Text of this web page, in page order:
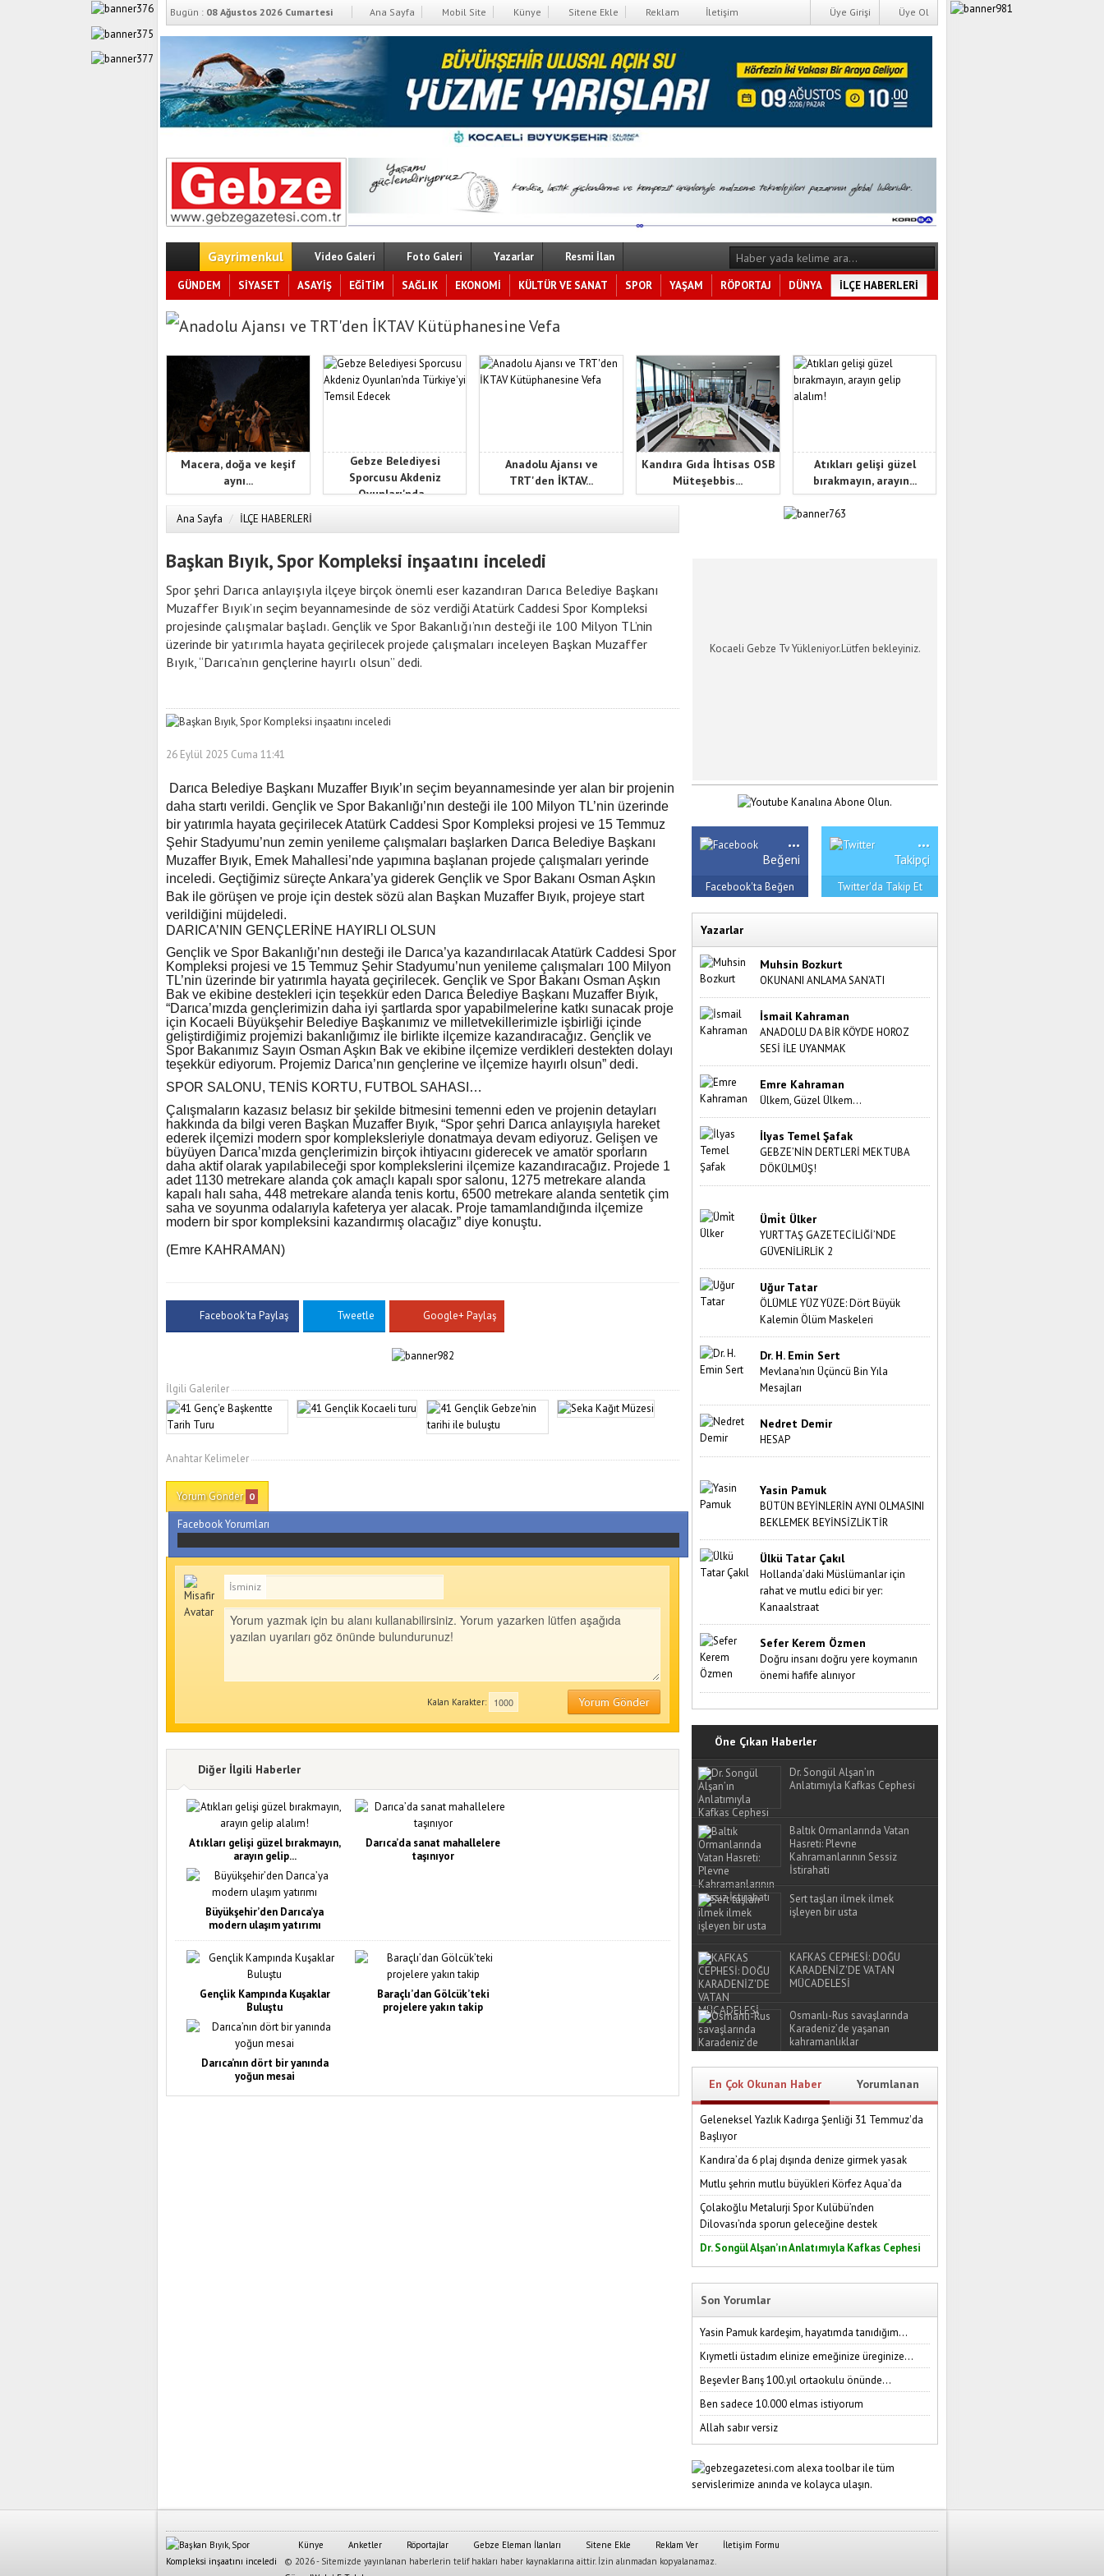
Bugün : 08 Ağustos 2026 Cumartesi Ana Sayfa Mobil Site Künye Sitene Ekle Reklam İletişim Üye Ol
Üye Girişi
Gayrimenkul Video Galeri Foto Galeri Yazarlar Resmi İlan
GÜNDEM SİYASET ASAYİŞ EĞİTİM SAĞLIK EKONOMİ KÜLTÜR VE SANAT SPOR YAŞAM RÖPORTAJ DÜNYA
İLÇE HABERLERİ
Anadolu Ajansı ve TRT'den İKTAV Kütüphanesine Vefa
Macera, doğa ve keşif
aynı...
Gebze Belediyesi
Sporcusu Akdeniz
Oyunları'nda...
Anadolu Ajansı ve
TRT'den İKTAV...
Kandıra Gıda İhtisas OSB
Müteşebbis...
Atıkları gelişi güzel
bırakmayın, arayın...
Ana Sayfa / İLÇE HABERLERİ
Başkan Bıyık, Spor Kompleksi inşaatını inceledi
Spor şehri Darıca anlayışıyla ilçeye birçok önemli eser kazandıran Darıca Belediye Başkanı
Muzaffer Bıyık’ın seçim beyannamesinde de söz verdiği Atatürk Caddesi Spor Kompleksi
projesinde çalışmalar başladı. Gençlik ve Spor Bakanlığı’nın desteği ile 100 Milyon TL’nin
üzerinde bir yatırımla hayata geçirilecek projede çalışmaları inceleyen Başkan Muzaffer
Bıyık, “Darıca’nın gençlerine hayırlı olsun” dedi.
26 Eylül 2025 Cuma 11:41
Darıca Belediye Başkanı Muzaffer Bıyık’ın seçim beyannamesinde yer alan bir projenin
daha startı verildi. Gençlik ve Spor Bakanlığı’nın desteği ile 100 Milyon TL’nin üzerinde
bir yatırımla hayata geçirilecek Atatürk Caddesi Spor Kompleksi projesi ve 15 Temmuz
Şehir Stadyumu’nun zemin yenileme çalışmaları başlarken Darıca Belediye Başkanı
Muzaffer Bıyık, Emek Mahallesi’nde yapımına başlanan projede çalışmaları yerinde
inceledi. Geçtiğimiz süreçte Ankara’ya giderek Gençlik ve Spor Bakanı Osman Aşkın
Bak ile görüşen ve proje için destek sözü alan Başkan Muzaffer Bıyık, projeye start
verildiğini müjdeledi.
DARICA’NIN GENÇLERİNE HAYIRLI OLSUN
Gençlik ve Spor Bakanlığı’nın desteği ile Darıca’ya kazandırılacak Atatürk Caddesi Spor
Kompleksi projesi ve 15 Temmuz Şehir Stadyumu’nun yenileme çalışmaları 100 Milyon
TL’nin üzerinde bir yatırımla hayata geçirilecek. Gençlik ve Spor Bakanı Osman Aşkın
Bak ve ekibine destekleri için teşekkür eden Darıca Belediye Başkanı Muzaffer Bıyık,
“Darıca’mızda gençlerimizin daha iyi şartlarda spor yapabilmelerine katkı sunacak proje
için Kocaeli Büyükşehir Belediye Başkanımız ve milletvekillerimizle işbirliği içinde
geliştirdiğimiz projemizi bakanlığımız ile birlikte ilçemize kazandıracağız. Gençlik ve
Spor Bakanımız Sayın Osman Aşkın Bak ve ekibine ilçemize verdikleri destekten dolayı
teşekkür ediyorum. Projemiz Darıca’nın gençlerine ve ilçemize hayırlı olsun” dedi.
SPOR SALONU, TENİS KORTU, FUTBOL SAHASI…
Çalışmaların kazasız belasız bir şekilde bitmesini temenni eden ve projenin detayları
hakkında da bilgi veren Başkan Muzaffer Bıyık, “Spor şehri Darıca anlayışıyla hareket
ederek ilçemizi modern spor kompleksleriyle donatmaya devam ediyoruz. Gelişen ve
büyüyen Darıca’mızda gençlerimizin birçok ihtiyacını giderecek ve amatör sporların
daha aktif olarak yapılabileceği spor komplekslerini ilçemize kazandıracağız. Projede 1
adet 1130 metrekare alanda çok amaçlı kapalı spor salonu, 1275 metrekare alanda
kapalı halı saha, 448 metrekare alanda tenis kortu, 6500 metrekare alanda sentetik çim
saha ve soyunma odalarıyla kafeterya yer alacak. Proje tamamlandığında ilçemize
modern bir spor kompleksini kazandırmış olacağız” diye konuştu.
(Emre KAHRAMAN)
Facebook'ta Paylaş Tweetle Google+ Paylaş
İlgili Galeriler
Anahtar Kelimeler
Yorum Gönder 0
Facebook Yorumları
İsminiz
Yorum Gönder
Kalan Karakter:
Diğer İlgili Haberler
Atıkları gelişi güzel bırakmayın,
arayın gelip...
Darıca’da sanat mahallelere
taşınıyor
Büyükşehir’den Darıca’ya
modern ulaşım yatırımı
Gençlik Kampında Kuşaklar
Buluştu
Baraçlı’dan Gölcük’teki
projelere yakın takip
Darıca’nın dört bir yanında
yoğun mesai
Kocaeli Gebze Tv Yükleniyor.Lütfen bekleyiniz.
...
Beğeni
Facebook'ta Beğen
...
Takipçi
Twitter'da Takip Et
Yazarlar
Muhsin Bozkurt
OKUNANI ANLAMA SAN’ATI
İsmail Kahraman
ANADOLU DA BİR KÖYDE HOROZ
SESİ İLE UYANMAK
Emre Kahraman
Ülkem, Güzel Ülkem…
İlyas Temel Şafak
GEBZE’NİN DERTLERİ MEKTUBA
DÖKÜLMÜŞ!
Ümi̇t Ülker
YURTTAŞ GAZETECİLİĞİ’NDE
GÜVENİLİRLİK 2
Uğur Tatar
ÖLÜMLE YÜZ YÜZE: Dört Büyük
Kalemin Ölüm Maskeleri
Dr. H. Emin Sert
Mevlana'nın Üçüncü Bin Yıla
Mesajları
Nedret Demir
HESAP
Yasin Pamuk
BÜTÜN BEYİNLERİN AYNI OLMASINI
BEKLEMEK BEYİNSİZLİKTİR
Ülkü Tatar Çakıl
Hollanda’daki Müslümanlar için
rahat ve mutlu edici bir yer:
Kanaalstraat
Sefer Kerem Özmen
Doğru insanı doğru yere koymanın
önemi hafife alınıyor
Öne Çıkan Haberler
Dr. Songül Alşan’ın
Anlatımıyla Kafkas Cephesi
Baltık Ormanlarında Vatan
Hasreti: Plevne
Kahramanlarının Sessiz
İstirahati
Sert taşları ilmek ilmek
işleyen bir usta
KAFKAS CEPHESİ: DOĞU
KARADENİZ'DE VATAN
MÜCADELESİ
Osmanlı-Rus savaşlarında
Karadeniz’de yaşanan
kahramanlıklar
En Çok Okunan Haber Yorumlanan
Geleneksel Yazlık Kadırga Şenliği 31 Temmuz'da
Başlıyor
Kandıra’da 6 plaj dışında denize girmek yasak
Mutlu şehrin mutlu büyükleri Körfez Aqua’da
Çolakoğlu Metalurji Spor Kulübü’nden
Dilovası’nda sporun geleceğine destek
Dr. Songül Alşan’ın Anlatımıyla Kafkas Cephesi
Son Yorumlar
Yasin Pamuk kardeşim, hayatımda tanıdığım...
Kıymetli üstadım elinize emeğinize üreginize...
Beşevler Barış 100.yıl ortaokulu önünde...
Ben sadece 10.000 elmas istiyorum
Allah sabır versiz
Künye Anketler Röportajlar Gebze Eleman İlanları Sitene Ekle Reklam Ver
İletişim Formu
© 2026 - Sitemizde yayınlanan haberlerin telif hakları haber kaynaklarına aittir. İzin alınmadan kopyalanamaz.